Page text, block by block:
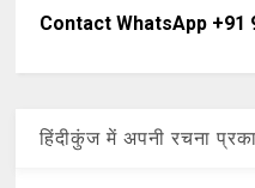
Contact WhatsApp +91
हिंदीकुंज में अपनी रचना